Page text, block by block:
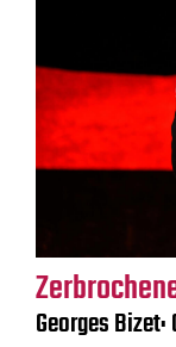
Georges Bizet: